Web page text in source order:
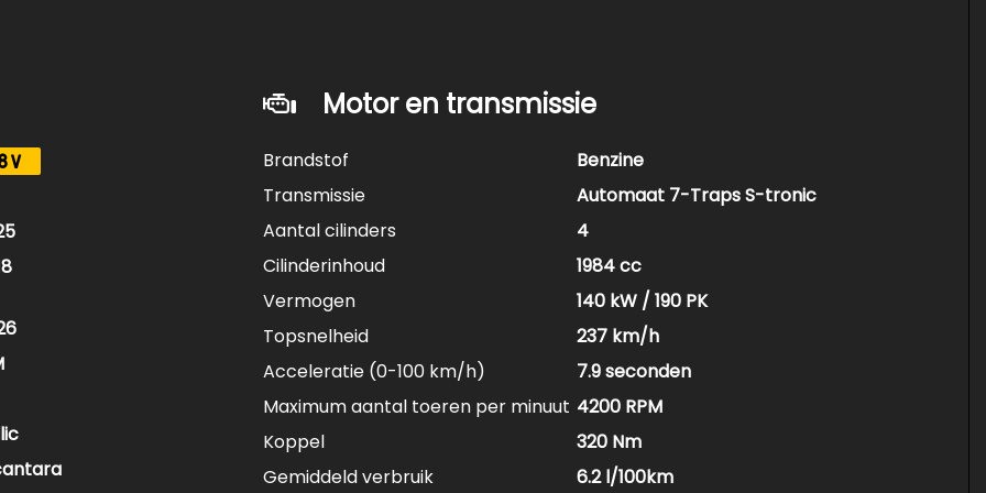
elk seizoen
garantie. Deze garantie is naar wens uit te breiden met 6, 12 of 24 maanden Autotrust garantie. Zie
Motor en transmissie
Brandstof
Benzine
Transmissie
Automaat 7-Traps S-tronic
Aantal cilinders
4
Cilinderinhoud
1984 cc
Vermogen
140 kW / 190 PK
Topsnelheid
237 km/h
Acceleratie (0-100 km/h)
7.9 seconden
Maximum aantal toeren per minuut 4200 RPM
Koppel
320 Nm
Gemiddeld verbruik
6.2 l/100km